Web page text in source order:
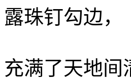
露珠钉勾边，
充满了天地间